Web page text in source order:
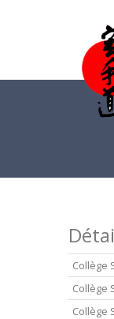
Collège
Collège
Collège